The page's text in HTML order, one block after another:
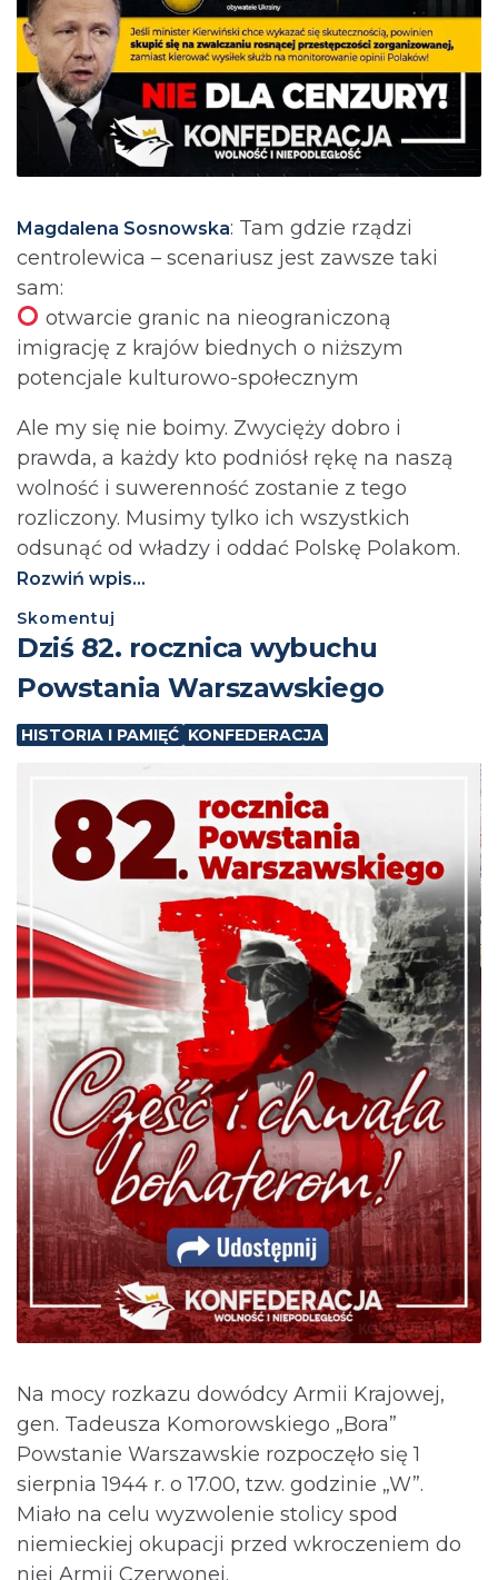
Magdalena Sosnowska: Tam gdzie rządzi
centrolewica – scenariusz jest zawsze taki
sam:
otwarcie granic na nieograniczoną
imigrację z krajów biednych o niższym
potencjale kulturowo-społecznym
Ale my się nie boimy. Zwycięży dobro i
prawda, a każdy kto podniósł rękę na naszą
wolność i suwerenność zostanie z tego
rozliczony. Musimy tylko ich wszystkich
odsunąć od władzy i oddać Polskę Polakom.
Rozwiń wpis...
Skomentuj
Dziś 82. rocznica wybuchu
Powstania Warszawskiego
HISTORIA I PAMIĘĆ KONFEDERACJA
Na mocy rozkazu dowódcy Armii Krajowej,
gen. Tadeusza Komorowskiego „Bora”
Powstanie Warszawskie rozpoczęło się 1
sierpnia 1944 r. o 17.00, tzw. godzinie „W”.
Miało na celu wyzwolenie stolicy spod
niemieckiej okupacji przed wkroczeniem do
niej Armii Czerwonej.